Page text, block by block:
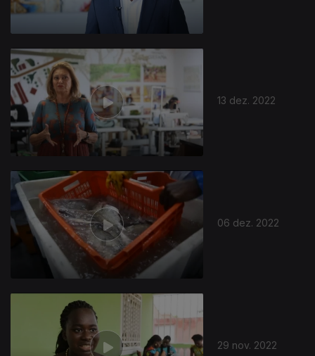
13 dez. 2022
06 dez. 2022
29 nov. 2022